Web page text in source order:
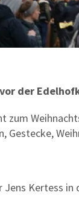
der
zum
Gestecke,
Kertess in